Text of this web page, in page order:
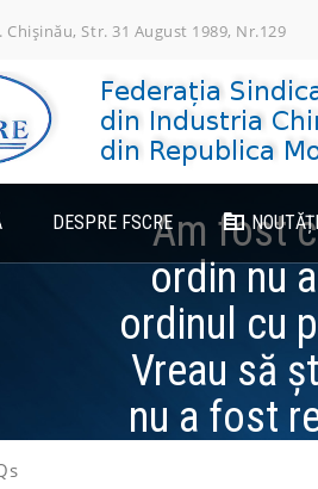
Chișinău, Str. 31 August 1989, Nr.129
DESPRE FSCRE NOUTĂȚI
Am fost
ordin nu
ordinul cu
Vreau să
nu a fost